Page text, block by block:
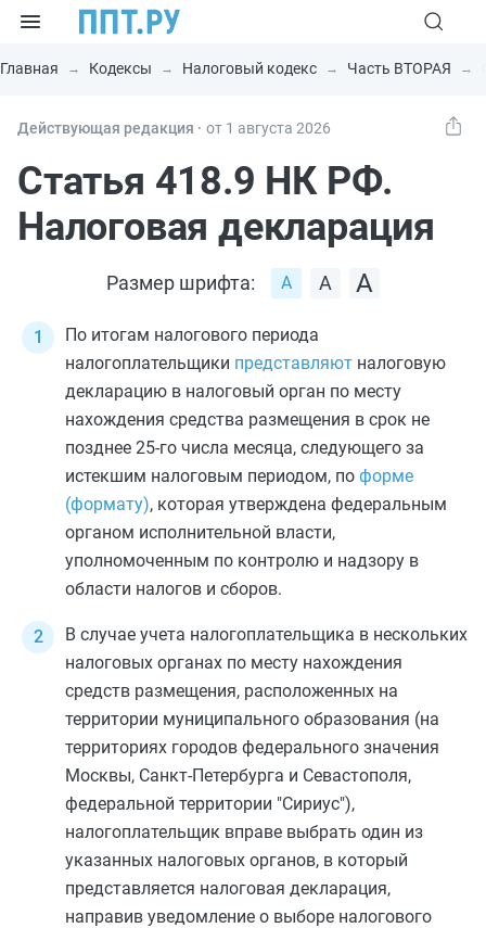
Главная Кодексы Налоговый кодекс Часть ВТОРАЯ
Действующая редакция ⸱ от 1 августа 2026
Статья 418.9 НК РФ.
Налоговая декларация
Размер шрифта:
По итогам налогового периода
налогоплательщики представляют налоговую
декларацию в налоговый орган по месту
нахождения средства размещения в срок не
позднее 25-го числа месяца, следующего за
истекшим налоговым периодом, по форме
(формату), которая утверждена федеральным
органом исполнительной власти,
уполномоченным по контролю и надзору в
области налогов и сборов.
В случае учета налогоплательщика в нескольких
налоговых органах по месту нахождения
средств размещения, расположенных на
территории муниципального образования (на
территориях городов федерального значения
Москвы, Санкт-Петербурга и Севастополя,
федеральной территории "Сириус"),
налогоплательщик вправе выбрать один из
указанных налоговых органов, в который
представляется налоговая декларация,
направив уведомление о выборе налогового